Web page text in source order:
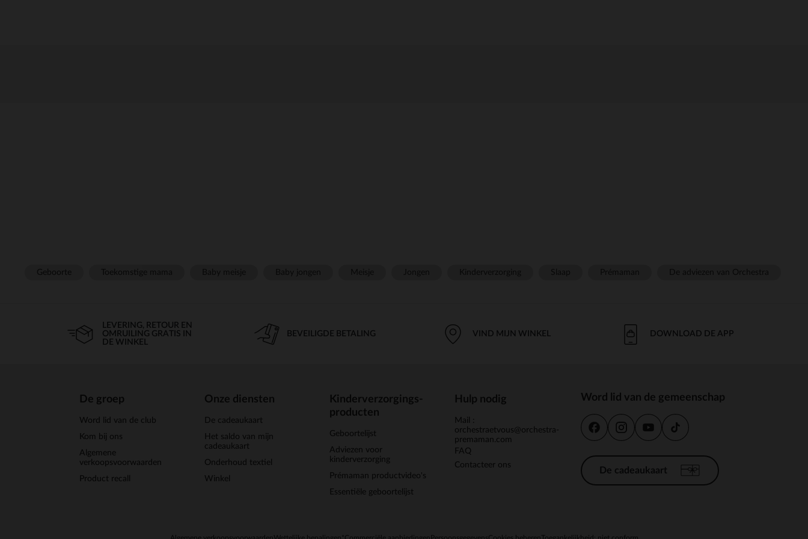
LEVERING, RETOUR EN
OMRUILING GRATIS IN
DE WINKEL
BEVEILIGDE BETALING VIND MIJN WINKEL DOWNLOAD DE APP
De groep
Word lid van de club
Kom bij ons
Algemene
verkoopsvoorwaarden
Product recall
Onze diensten
De cadeaukaart
Het saldo van mijn
cadeaukaart
Onderhoud textiel
Winkel
Kinderverzorgings-
producten
Geboortelijst
Adviezen voor
kinderverzorging
Prémaman productvideo's
Essentiële geboortelijst
Hulp nodig
Mail :
orchestraetvous@orchestra-
premaman.com
FAQ
Contacteer ons
Word lid van de gemeenschap
De cadeaukaart